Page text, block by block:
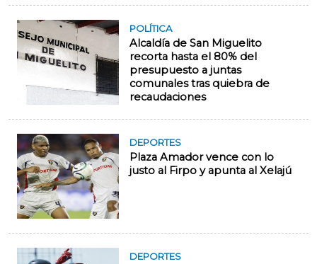
POLÍTICA
Alcaldía de San Miguelito
recorta hasta el 80% del
presupuesto a juntas
comunales tras quiebra de
recaudaciones
DEPORTES
Plaza Amador vence con lo
justo al Firpo y apunta al Xelajú
DEPORTES